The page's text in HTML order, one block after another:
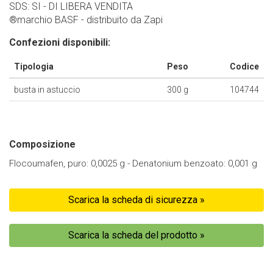
SDS: SI - DI LIBERA VENDITA
®marchio BASF - distribuito da Zapi
Confezioni disponibili:
Tipologia Peso Codice
busta in astuccio 300 g 104744
Composizione
Flocoumafen, puro: 0,0025 g - Denatonium benzoato: 0,001 g
Scarica la scheda di sicurezza »
Scarica la scheda del prodotto »